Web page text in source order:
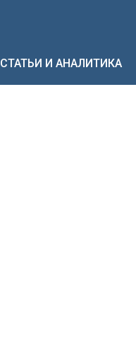
СТАТЬИ И АНАЛИТИКА